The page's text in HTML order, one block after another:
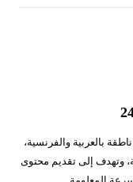
بالعربية والفرنسية،
وتهدف إلى تقديم محتوى